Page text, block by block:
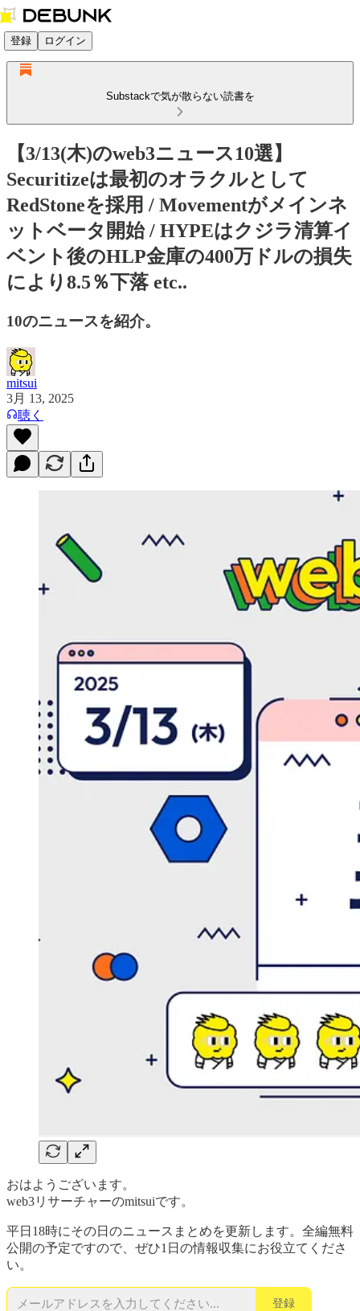
登録 ログイン
Substackで気が散らない読書を
【3/13(木)のweb3ニュース10選】
Securitizeは最初のオラクルとして
RedStoneを採用 / Movementがメインネ
ットベータ開始 / HYPEはクジラ清算イ
ベント後のHLP金庫の400万ドルの損失
により8.5％下落 etc..
10のニュースを紹介。
mitsui
3月 13, 2025
聴く
おはようございます。
web3リサーチャーのmitsuiです。
平日18時にその日のニュースまとめを更新します。全編無料
公開の予定ですので、ぜひ1日の情報収集にお役立てくださ
い。
登録